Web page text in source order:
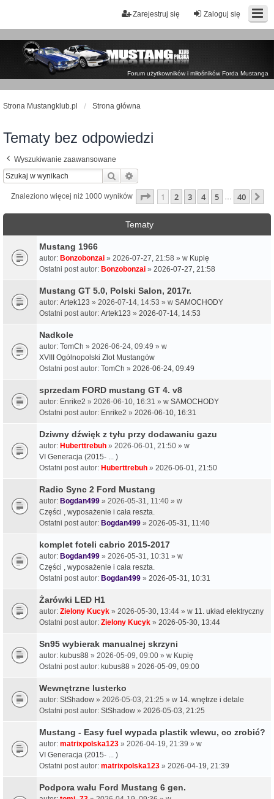
Zaloguj się
Zarejestruj się
Forum użytkowników i miłośników Forda Mustanga
Strona Mustangklub.pl Strona główna
Tematy bez odpowiedzi
Wyszukiwanie zaawansowane
Szukaj
Znaleziono więcej niż 1000 wyników Strona1 z40
1 2 3 4 5 … 40
Tematy
Mustang 1966
autor: Bonzobonzai » 2026-07-27, 21:58 » w Kupię
Ostatni post autor: Bonzobonzai » 2026-07-27, 21:58
Mustang GT 5.0, Polski Salon, 2017r.
autor: Artek123 » 2026-07-14, 14:53 » w SAMOCHODY
Ostatni post autor: Artek123 » 2026-07-14, 14:53
Nadkole
autor: TomCh » 2026-06-24, 09:49 » w
XVIII Ogólnopolski Zlot Mustangów
Ostatni post autor: TomCh » 2026-06-24, 09:49
sprzedam FORD mustang GT 4. v8
autor: Enrike2 » 2026-06-10, 16:31 » w SAMOCHODY
Ostatni post autor: Enrike2 » 2026-06-10, 16:31
Dziwny dźwięk z tyłu przy dodawaniu gazu
autor: Huberttrebuh » 2026-06-01, 21:50 » w
VI Generacja (2015- ... )
Ostatni post autor: Huberttrebuh » 2026-06-01, 21:50
Radio Sync 2 Ford Mustang
autor: Bogdan499 » 2026-05-31, 11:40 » w
Części , wyposażenie i cała reszta.
Ostatni post autor: Bogdan499 » 2026-05-31, 11:40
komplet foteli cabrio 2015-2017
autor: Bogdan499 » 2026-05-31, 10:31 » w
Części , wyposażenie i cała reszta.
Ostatni post autor: Bogdan499 » 2026-05-31, 10:31
Żarówki LED H1
autor: Zielony Kucyk » 2026-05-30, 13:44 » w 11. układ elektryczny
Ostatni post autor: Zielony Kucyk » 2026-05-30, 13:44
Sn95 wybierak manualnej skrzyni
autor: kubus88 » 2026-05-09, 09:00 » w Kupię
Ostatni post autor: kubus88 » 2026-05-09, 09:00
Wewnętrzne lusterko
autor: StShadow » 2026-05-03, 21:25 » w 14. wnętrze i detale
Ostatni post autor: StShadow » 2026-05-03, 21:25
Mustang - Easy fuel wypada plastik wlewu, co zrobić?
autor: matrixpolska123 » 2026-04-19, 21:39 » w
VI Generacja (2015- ... )
Ostatni post autor: matrixpolska123 » 2026-04-19, 21:39
Podpora wału Ford Mustang 6 gen.